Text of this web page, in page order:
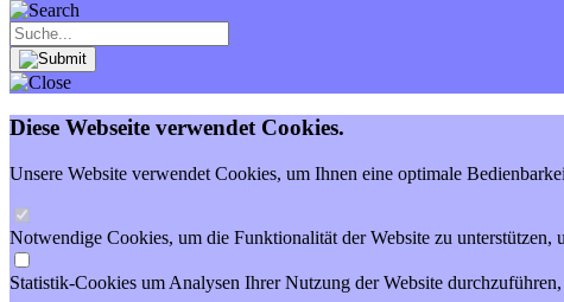
Diese Webseite verwendet Cookies.
Unsere Website verwendet Cookies, um Ihnen eine optimale
Notwendige Cookies, um die Funktionalität der Website zu unterstützen,
Statistik-Cookies um Analysen Ihrer Nutzung der Website